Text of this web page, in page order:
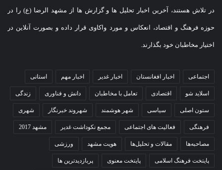
در تلاش هستند، آخرین اخبار تحلیل ها و گزارش ها از مشهد الرضا (ع) را در
حوزه فرهنگ و اقتصاد، انعکاس و مورد واکاوی قرار داده و بصورت آنلاین در
اختیار مخاطبان خود بگذارند.
اجتماعی اخبار افغانستان اخبار غدیر اخبار مهم استانی
اسلاید شو اقتصادی تعامل با مخاطبان دانش و فناوری زندگی
ستون اصلی سیاسی شهر هوشمند شهروند خبرنگار شهری
فرهنگی فعالیت های اجتماعی مجمع نکوداشت غدیر مشهد 2017
مصاحبه‌ها مقالات و تحلیل‌ها هویت مشهد ورزشی
پایتخت فرهنگ اسلامی پایتخت معنوی پربازدیدترین ها